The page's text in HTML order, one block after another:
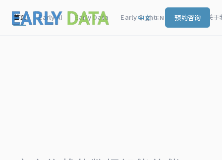
首页 Early AI Early Data Early Sight 授权软件 关
中文/EN 预约咨询